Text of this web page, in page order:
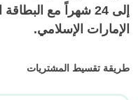
إلى 24 شهراً مع
الإمارات الإسلامي.
طريقة تقسيط المشتريات